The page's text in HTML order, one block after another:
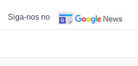
Siga-nos no